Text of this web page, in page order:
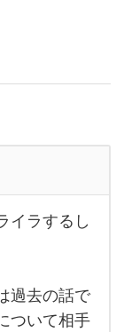
イラするし
過去の話で
ついて相手